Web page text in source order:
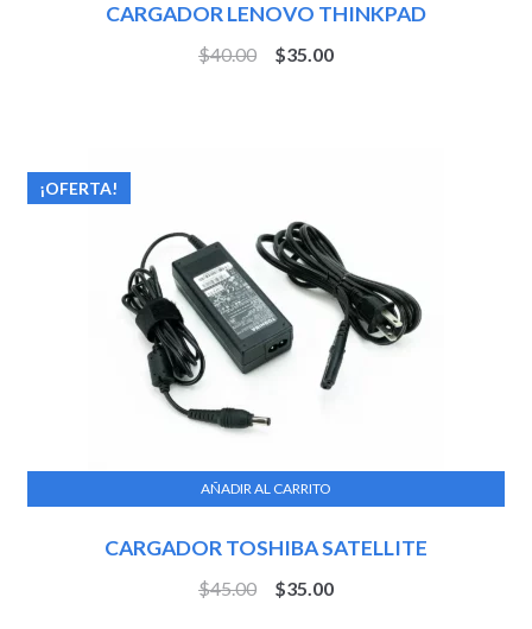
CARGADOR LENOVO THINKPAD
$40.00 $35.00
CARGADOR TOSHIBA SATELLITE
¡OFERTA!
$45.00 $35.00
AÑADIR AL CARRITO